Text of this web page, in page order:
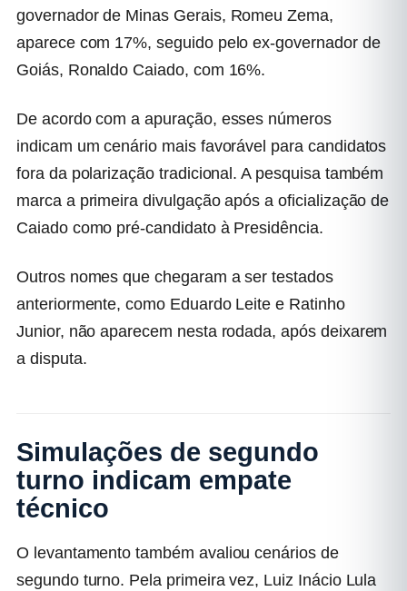
governador de Minas Gerais, Romeu Zema,
aparece com 17%, seguido pelo ex-governador de
Goiás, Ronaldo Caiado, com 16%.
De acordo com a apuração, esses números
indicam um cenário mais favorável para candidatos
fora da polarização tradicional. A pesquisa também
marca a primeira divulgação após a oficialização de
Caiado como pré-candidato à Presidência.
Outros nomes que chegaram a ser testados
anteriormente, como Eduardo Leite e Ratinho
Junior, não aparecem nesta rodada, após deixarem
a disputa.
Simulações de segundo
turno indicam empate
técnico
O levantamento também avaliou cenários de
segundo turno. Pela primeira vez, Luiz Inácio Lula